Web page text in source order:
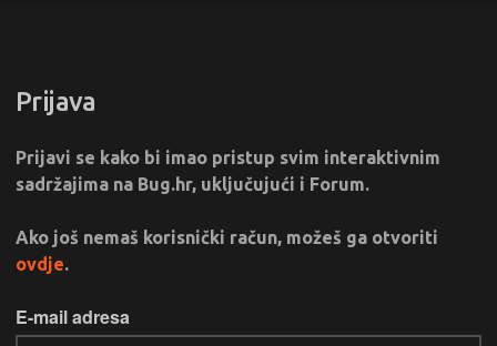
Prijava
Prijavi se kako bi imao pristup svim interaktivnim
sadržajima na Bug.hr, uključujući i Forum.
Ako još nemaš korisnički račun, možeš ga otvoriti
ovdje.
E-mail adresa